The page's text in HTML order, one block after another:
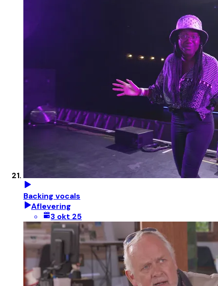
Backing vocals
Aflevering
3 okt 25